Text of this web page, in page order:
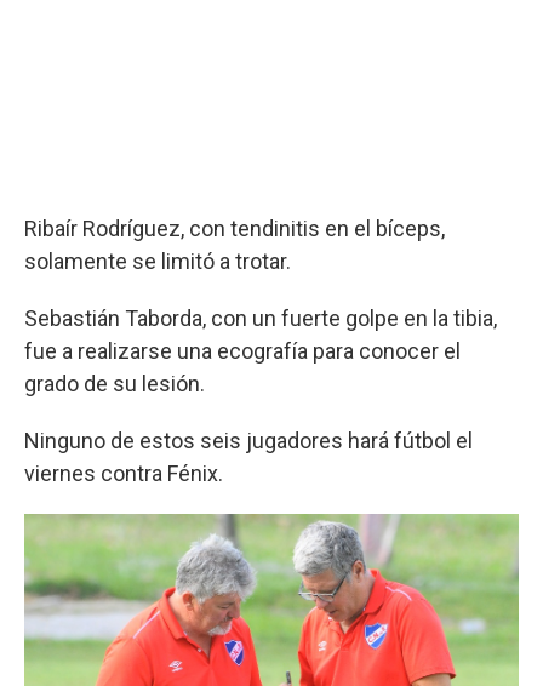
Ribaír Rodríguez, con tendinitis en el bíceps,
solamente se limitó a trotar.
Sebastián Taborda, con un fuerte golpe en la tibia,
fue a realizarse una ecografía para conocer el
grado de su lesión.
Ninguno de estos seis jugadores hará fútbol el
viernes contra Fénix.